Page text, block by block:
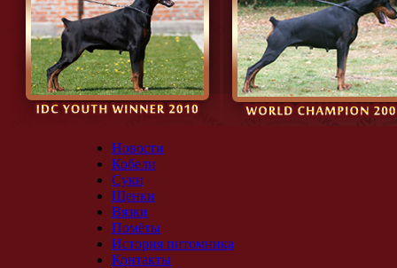
Новости
Кобели
Суки
Щенки
Вязки
Помёты
История питомника
Контакты